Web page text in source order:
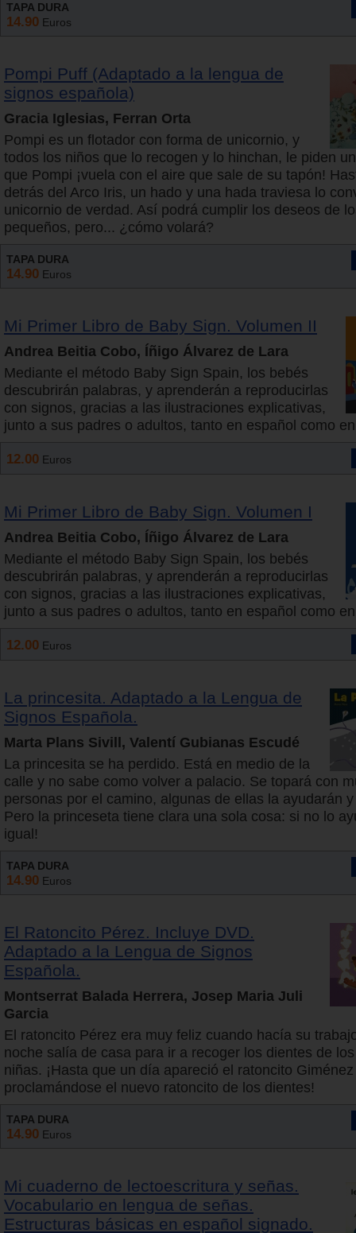
TAPA DURA
14.90 Euros
Pompi Puff (Adaptado a la lengua de
signos española)
Gracia Iglesias, Ferran Orta
Pompi es un flotador con forma de unicornio, y
todos los niños que lo recogen y lo hinchan, le piden
que Pompi ¡vuela con el aire que sale de su tapón!
detrás del Arco Iris, un hado y una hada traviesa lo
unicornio de verdad. Así podrá cumplir los deseos de
pequeños, pero... ¿cómo volará?
TAPA DURA
14.90 Euros
Mi Primer Libro de Baby Sign. Volumen II
Andrea Beitia Cobo, Íñigo Álvarez de Lara
Mediante el método Baby Sign Spain, los bebés
descubrirán palabras, y aprenderán a reproducirlas
con signos, gracias a las ilustraciones explicativas,
junto a sus padres o adultos, tanto en español como
12.00 Euros
Mi Primer Libro de Baby Sign. Volumen I
Andrea Beitia Cobo, Íñigo Álvarez de Lara
Mediante el método Baby Sign Spain, los bebés
descubrirán palabras, y aprenderán a reproducirlas
con signos, gracias a las ilustraciones explicativas,
junto a sus padres o adultos, tanto en español como
12.00 Euros
La princesita. Adaptado a la Lengua de
Signos Española.
Marta Plans Sivill, Valentí Gubianas Escudé
La princesita se ha perdido. Está en medio de la
calle y no sabe como volver a palacio. Se topará con
personas por el camino, algunas de ellas la ayudarán
Pero la princeseta tiene clara una sola cosa: si no lo
igual!
TAPA DURA
14.90 Euros
El Ratoncito Pérez. Incluye DVD.
Adaptado a la Lengua de Signos
Española.
Montserrat Balada Herrera, Josep Maria Juli
Garcia
El ratoncito Pérez era muy feliz cuando hacía su
noche salía de casa para ir a recoger los dientes de
niñas. ¡Hasta que un día apareció el ratoncito Giménez
proclamándose el nuevo ratoncito de los dientes!
TAPA DURA
14.90 Euros
Mi cuaderno de lectoescritura y señas.
Vocabulario en lengua de señas.
Estructuras básicas en español signado.